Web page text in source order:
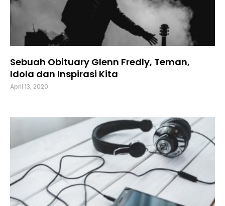
Sebuah Obituary Glenn Fredly, Teman,
Idola dan Inspirasi Kita
April 13, 2020